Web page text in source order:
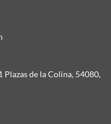
de la Colina, 54080,